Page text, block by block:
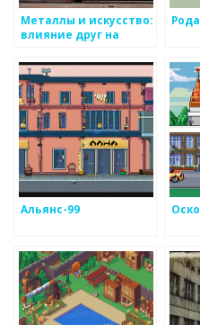
Металлы и искусство:
влияние друг на
Альянс-99